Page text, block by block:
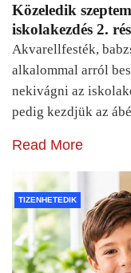
Közeledik
iskolakezdés 2.
Akvarellfesték,
alkalommal arról
nekivágni az
pedig kezdjük az
Read More
TIZENHETEDIK